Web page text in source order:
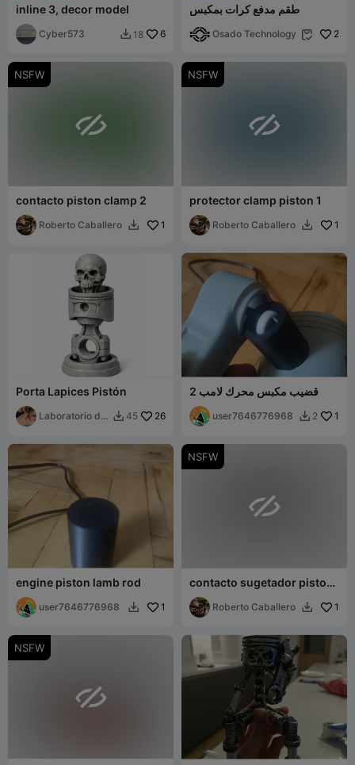
inline 3, decor model
Cyber573  18 6
طقم مدفع كرات بمكبس
Osado Technology  2
NSFW

contacto piston clamp 2
Roberto Caballero  1
NSFW

protector clamp piston 1
Roberto Caballero  1
Porta Lapices Pistón
Laboratorio de
 45 26
قضيب مكبس محرك لامب 2
user7646776968  2 1
engine piston lamb rod
user7646776968  1
NSFW

contacto sugetador piston
para material de aluminio
Roberto Caballero  1
NSFW
